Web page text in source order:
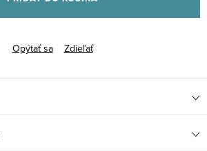
Opýtať sa Zdieľať